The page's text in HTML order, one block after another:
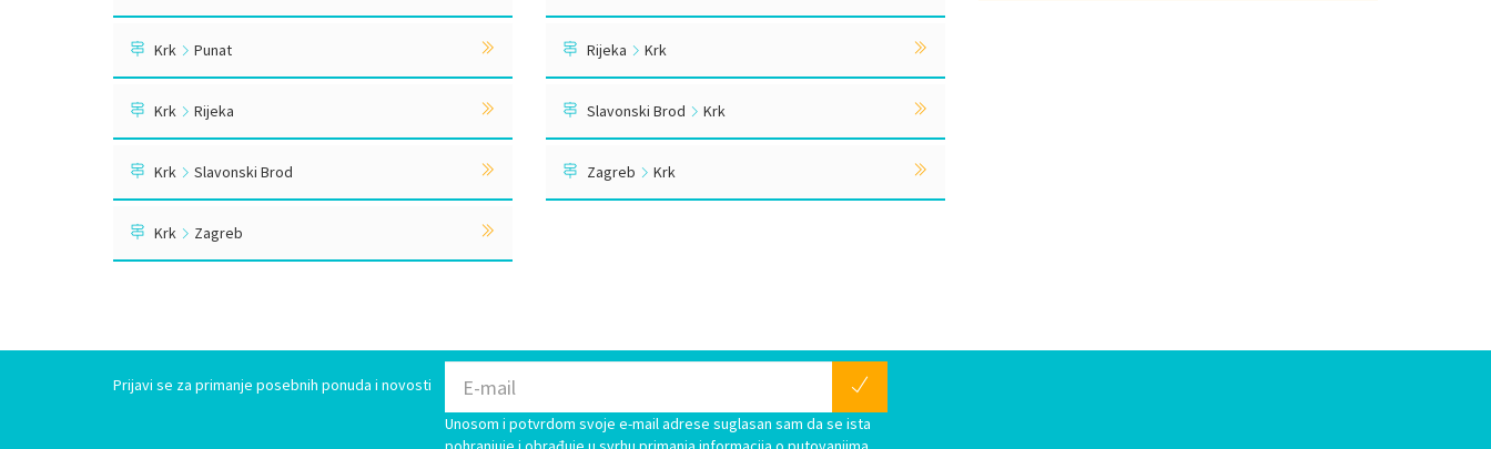
Krk Punat
Krk Rijeka
Krk Slavonski Brod
Krk Zagreb
Rijeka Krk
Slavonski Brod Krk
Zagreb Krk
Prijavi se za primanje posebnih ponuda i novosti
Unosom i potvrdom svoje e-mail adrese suglasan sam da se ista